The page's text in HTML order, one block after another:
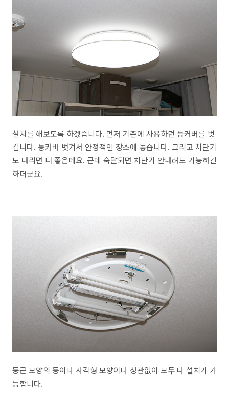
설치를 해보도록 하겠습니다. 먼저 기존에 사용하던 등커버를 벗
깁니다. 등커버 벗겨서 안정적인 장소에 놓습니다. 그리고 차단기
도 내리면 더 좋은데요. 근데 숙달되면 차단기 안내려도 가능하긴
하더군요.
둥근 모양의 등이나 사각형 모양이나 상관없이 모두 다 설치가 가
능합니다.